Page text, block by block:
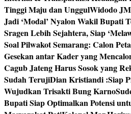
Tinggi Maju dan UnggulWidodo
Jadi ‘Modal’ Nyalon Wakil Bupati
Sragen Lebih Sejahtera, Siap
Soal Pilwakot Semarang: Calon
Gesekan antar Kader yang
Cagub Jateng Harus Sosok yang
Sudah TerujiDian Kristiandi :Siap
Wujudkan Trisakti Bung Karno
Bupati Siap Optimalkan Potensi